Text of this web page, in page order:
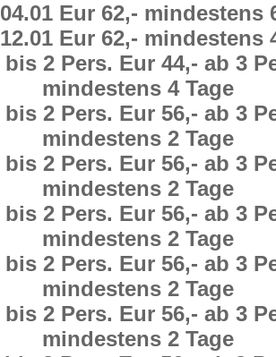
04.01 Eur 62,- mindestens
12.01 Eur 62,- mindestens
bis 2 Pers. Eur 44,- ab 3
mindestens 4Tage
bis 2 Pers. Eur 56,- ab 3
mindestens 2 Tage
bis 2 Pers. Eur 56,- ab 3
mindestens 2 Tage
bis 2 Pers. Eur 56,- ab 3
mindestens 2 Tage
bis 2 Pers. Eur 56,- ab 3
mindestens 2 Tage
bis 2 Pers. Eur 56,- ab 3
mindestens 2 Tage